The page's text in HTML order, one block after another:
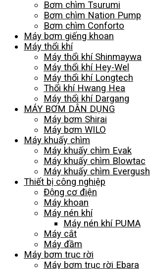
Bơm chìm Tsurumi
Bơm chìm Nation Pump
Bơm chìm Conforto
Máy bơm giếng khoan
Máy thổi khí
Máy thổi khí Shinmaywa
Máy thổi khí Hey-Wel
Máy thổi khí Longtech
Thổi khí Hwang Hea
Máy thổi khí Dargang
MÁY BƠM DÂN DỤNG
Máy bơm Shirai
Máy bơm WILO
Máy khuấy chìm
Máy khuấy chìm Evak
Máy khuấy chìm Blowtac
Máy khuấy chìm Evergush
Thiết bị công nghiệp
Động cơ điện
Máy khoan
Máy nén khí
Máy nén khí PUMA
Máy cắt
Máy đầm
Máy bơm trục rời
Máy bơm trục rời Ebara